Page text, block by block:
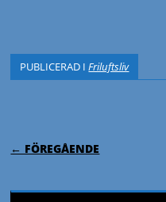
PUBLICERAD IFriluftsliv
← FÖREGÅENDE